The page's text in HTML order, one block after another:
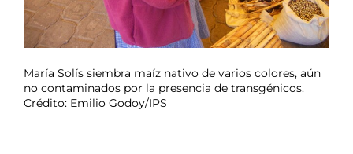
María Solís siembra maíz nativo de varios colores, aún
no contaminados por la presencia de transgénicos.
Crédito: Emilio Godoy/IPS